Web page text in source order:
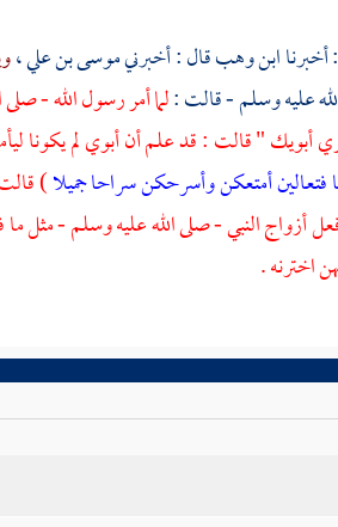
ابن وهبقال : أخبرنيموسى بن علي ،
عليه وسلم - قالت :لما أمر رسول الله -
أبويك " قالت : قد علم أن أبوي لم يكونا
فتعالين أمتعكن وأسرحكن سراحا جميلا)
أزواج النبي - صلى الله عليه وسلم - مثل
اخترنه .